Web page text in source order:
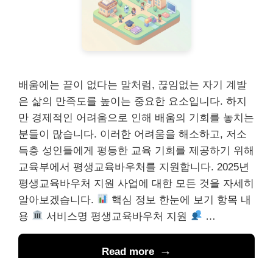
배움에는 끝이 없다는 말처럼, 끊임없는 자기 계발
은 삶의 만족도를 높이는 중요한 요소입니다. 하지
만 경제적인 어려움으로 인해 배움의 기회를 놓치는
분들이 많습니다. 이러한 어려움을 해소하고, 저소
득층 성인들에게 평등한 교육 기회를 제공하기 위해
교육부에서 평생교육바우처를 지원합니다. 2025년
평생교육바우처 지원 사업에 대한 모든 것을 자세히
알아보겠습니다.
핵심 정보 한눈에 보기 항목 내
용
서비스명 평생교육바우처 지원 …
Read more